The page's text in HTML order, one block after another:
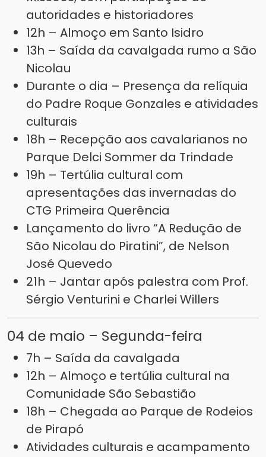
autoridades e historiadores
12h – Almoço em Santo Isidro
13h – Saída da cavalgada rumo a São
Nicolau
Durante o dia – Presença da relíquia
do Padre Roque Gonzales e atividades
culturais
18h – Recepção aos cavalarianos no
Parque Delci Sommer da Trindade
19h – Tertúlia cultural com
apresentações das invernadas do
CTG Primeira Querência
Lançamento do livro “A Redução de
São Nicolau do Piratini”, de Nelson
José Quevedo
21h – Jantar após palestra com Prof.
Sérgio Venturini e Charlei Willers
04 de maio – Segunda-feira
7h – Saída da cavalgada
12h – Almoço e tertúlia cultural na
Comunidade São Sebastião
18h – Chegada ao Parque de Rodeios
de Pirapó
Atividades culturais e acampamento